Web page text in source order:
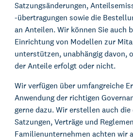
Satzungsänderungen,
-übertragungen sowie die
an Anteilen. Wir können Sie auch
Einrichtung von Modellen zur
unterstützen, unabhängig davon,
der Anteile erfolgt oder nicht.
Wir verfügen über umfangreiche
Anwendung der richtigen
gerne dazu. Wir erstellen auch
Satzungen, Verträge und
Familienunternehmen achten wir